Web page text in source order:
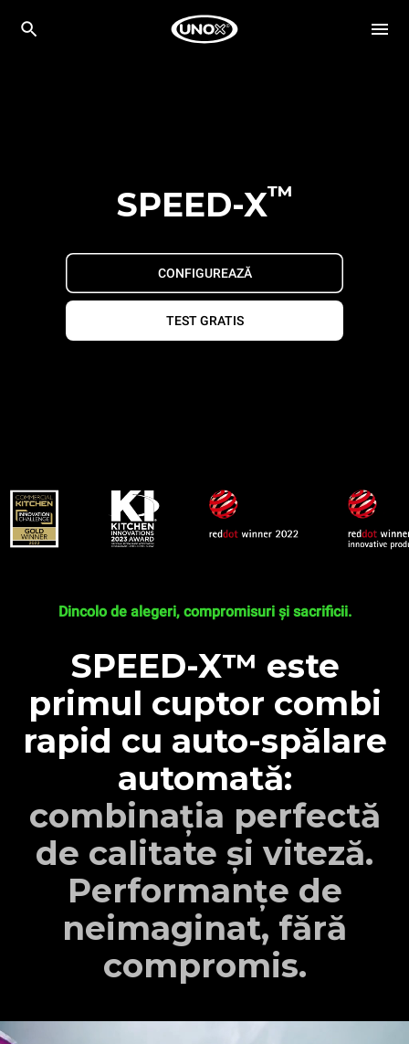
SPEED-X™
CONFIGUREAZĂ
TEST GRATIS
Dincolo de alegeri, compromisuri și sacrificii.
SPEED-X™ este
primul cuptor combi
rapid cu auto-spălare
automată:
combinația perfectă
de calitate și viteză.
Performanțe de
neimaginat, fără
compromis.